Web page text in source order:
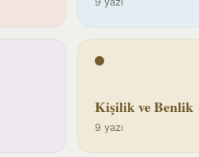
Kişilik ve Benlik
9 yazı